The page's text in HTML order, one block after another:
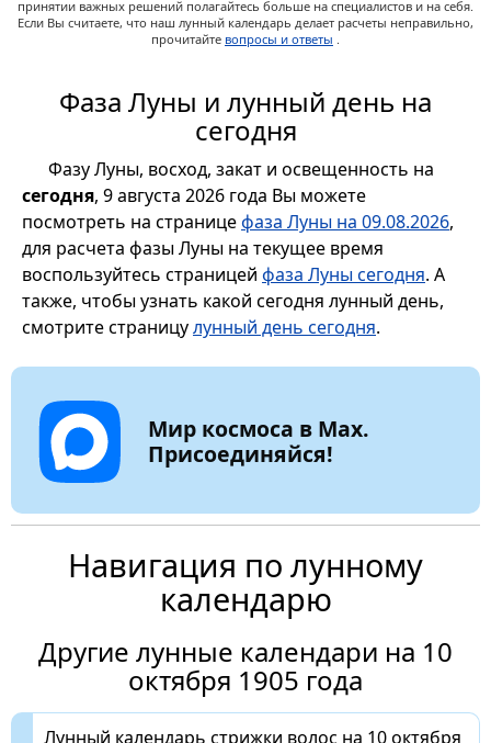
принятии важных решений полагайтесь больше на специалистов и на себя.
Если Вы считаете, что наш лунный календарь делает расчеты неправильно,
прочитайте вопросы и ответы .
Фаза Луны и лунный день на
сегодня
Фазу Луны, восход, закат и освещенность на
сегодня, 9 августа 2026 года Вы можете
посмотреть на страницефаза Луны на 09.08.2026,
для расчета фазы Луны на текущее время
воспользуйтесь страницей фаза Луны сегодня. А
также, чтобы узнать какой сегодня лунный день,
смотрите страницулунный день сегодня.
Мир космоса в Max.
Присоединяйся!
Навигация по лунному
календарю
Другие лунные календари на 10
октября 1905 года
Лунный календарь стрижки волос на 10 октября